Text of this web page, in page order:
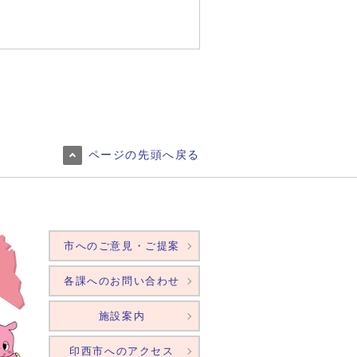
ページの先頭へ戻る
市へのご意見・ご提案
各課へのお問い合わせ
施設案内
印西市へのアクセス